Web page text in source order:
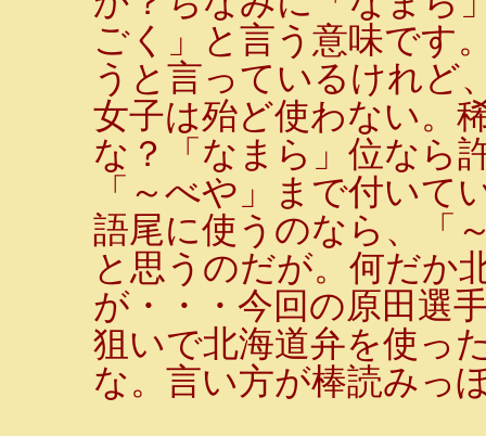
ごく」と言う意味です
うと言っているけれど
女子は殆ど使わない。
な？「なまら」位なら
「～べや」まで付いて
語尾に使うのなら、「
と思うのだが。何だか
が・・・今回の原田選
狙いで北海道弁を使っ
な。言い方が棒読みっ